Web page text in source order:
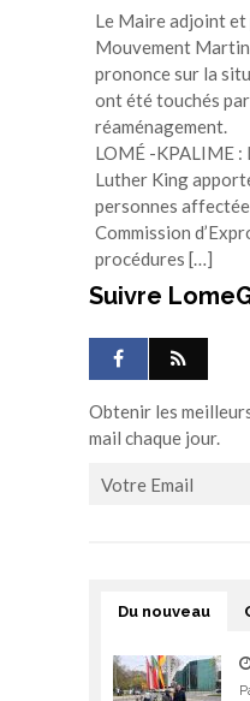
Le Maire adjoint et
Mouvement
prononce sur la
ont été touchés
LOMÉ -KPALIME
Luther King
personnes
Commission
procédures […]
Suivre
Obtenir les
mail chaque jour.
Du nouveau